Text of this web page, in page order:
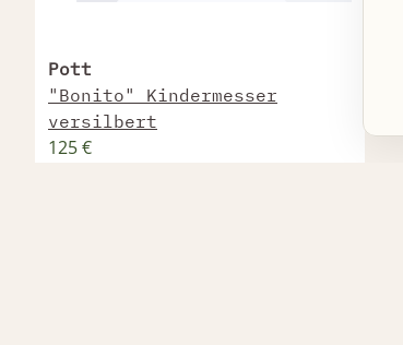
Pott
"Bonito" Kindermesser
versilbert
125 €